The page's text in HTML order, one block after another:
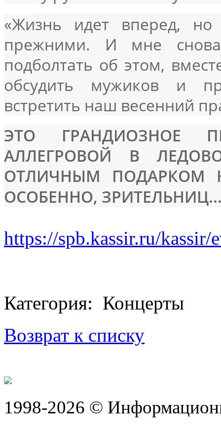
«Жизнь идет вперед,
прежними. И мне
подболтать об этом,
обсудить мужиков и
встретить наш весенний
ЭТО ГРАНДИОЗНОЕ
АЛЛЕГРОВОЙ В
ОТЛИЧНЫМ ПОДАРКОМ
ОСОБЕННО,
https://spb.kassir.ru/kassir/
Категория: Концерты
Возврат к списку
1998-2026 ©